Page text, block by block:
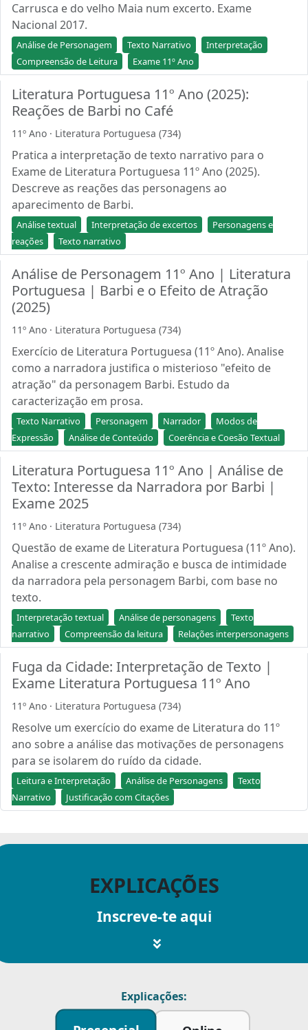
Carrusca e do velho Maia num excerto. Exame
Nacional 2017.
Análise de Personagem Texto Narrativo
Interpretação
Compreensão de Leitura
Exame 11º Ano
Literatura Portuguesa 11º Ano (2025):
Reações de Barbi no Café
11º Ano · Literatura Portuguesa (734)
Pratica a interpretação de texto narrativo para o
Exame de Literatura Portuguesa 11º Ano (2025).
Descreve as reações das personagens ao
aparecimento de Barbi.
Análise textual Interpretação de excertos
Personagens e
reações
Texto narrativo
Análise de Personagem 11º Ano | Literatura
Portuguesa | Barbi e o Efeito de Atração
(2025)
11º Ano · Literatura Portuguesa (734)
Exercício de Literatura Portuguesa (11º Ano). Analise
como a narradora justifica o misterioso "efeito de
atração" da personagem Barbi. Estudo da
caracterização em prosa.
Texto Narrativo Personagem Narrador
Modos de
Expressão
Análise de Conteúdo Coerência e Coesão Textual
Literatura Portuguesa 11º Ano | Análise de
Texto: Interesse da Narradora por Barbi |
Exame 2025
11º Ano · Literatura Portuguesa (734)
Questão de exame de Literatura Portuguesa (11º Ano).
Analise a crescente admiração e busca de intimidade
da narradora pela personagem Barbi, com base no
texto.
Interpretação textual Análise de personagens
Texto
narrativo
Compreensão da leitura Relações interpersonagens
Fuga da Cidade: Interpretação de Texto |
Exame Literatura Portuguesa 11º Ano
11º Ano · Literatura Portuguesa (734)
Resolve um exercício do exame de Literatura do 11º
ano sobre a análise das motivações de personagens
para se isolarem do ruído da cidade.
Leitura e Interpretação Análise de Personagens
Texto
Narrativo
Justificação com Citações
EXPLICAÇÕES
Inscreve-te aqui
Explicações: